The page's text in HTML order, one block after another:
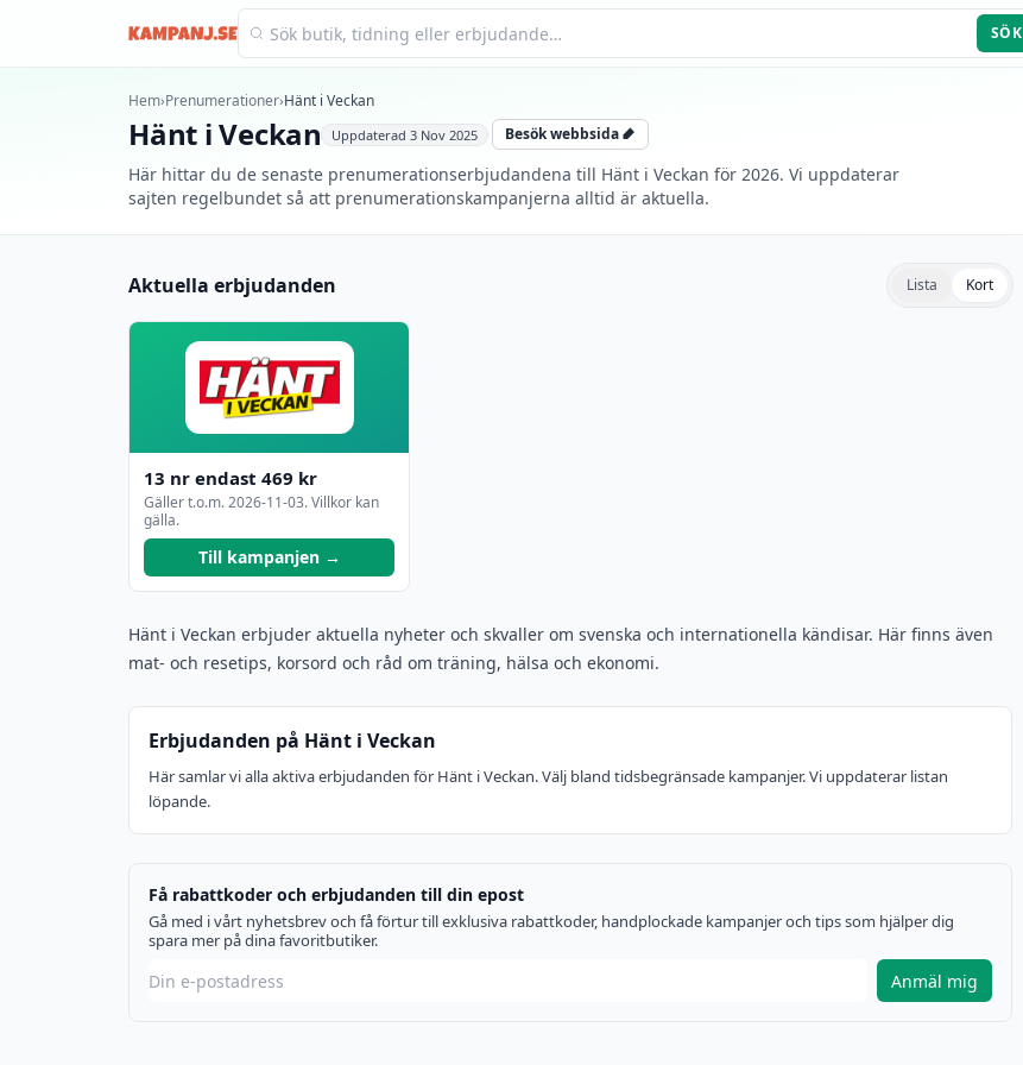
SÖK
Hem›Prenumerationer›Hänt i Veckan
Hänt i Veckan Uppdaterad 3 Nov 2025 Besök webbsida
Här hittar du de senaste prenumerationserbjudandena till Hänt i Veckan för 2026. Vi uppdaterar
sajten regelbundet så att prenumerationskampanjerna alltid är aktuella.
Aktuella erbjudanden Lista Kort
13 nr endast 469 kr
Gäller t.o.m.2026-11-03. Villkor kan
gälla.
Till kampanjen →
Hänt i Veckan erbjuder aktuella nyheter och skvaller om svenska och internationella kändisar. Här finns även
mat- och resetips, korsord och råd om träning, hälsa och ekonomi.
Erbjudanden på Hänt i Veckan
Här samlar vi alla aktiva erbjudanden för Hänt i Veckan. Välj bland tidsbegränsade kampanjer. Vi uppdaterar listan
löpande.
Få rabattkoder och erbjudanden till din epost
Gå med i vårt nyhetsbrev och få förtur till exklusiva rabattkoder, handplockade kampanjer och tips som hjälper dig
spara mer på dina favoritbutiker.
Anmäl mig